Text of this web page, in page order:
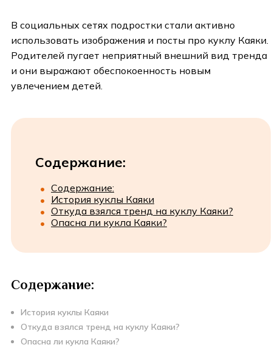
В социальных сетях подростки стали активно
использовать изображения и посты про куклу Каяки.
Родителей пугает неприятный внешний вид тренда
и они выражают обеспокоенность новым
увлечением детей.
Содержание:
Содержание:
История куклы Каяки
Откуда взялся тренд на куклу Каяки?
Опасна ли кукла Каяки?
Содержание:
История куклы Каяки
Откуда взялся тренд на куклу Каяки?
Опасна ли кукла Каяки?